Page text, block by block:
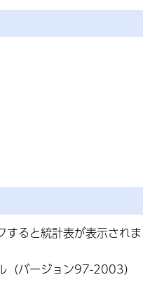
すると統計表が表示されま
（バージョン97-2003）